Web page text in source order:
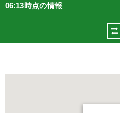
06:13時点の情報